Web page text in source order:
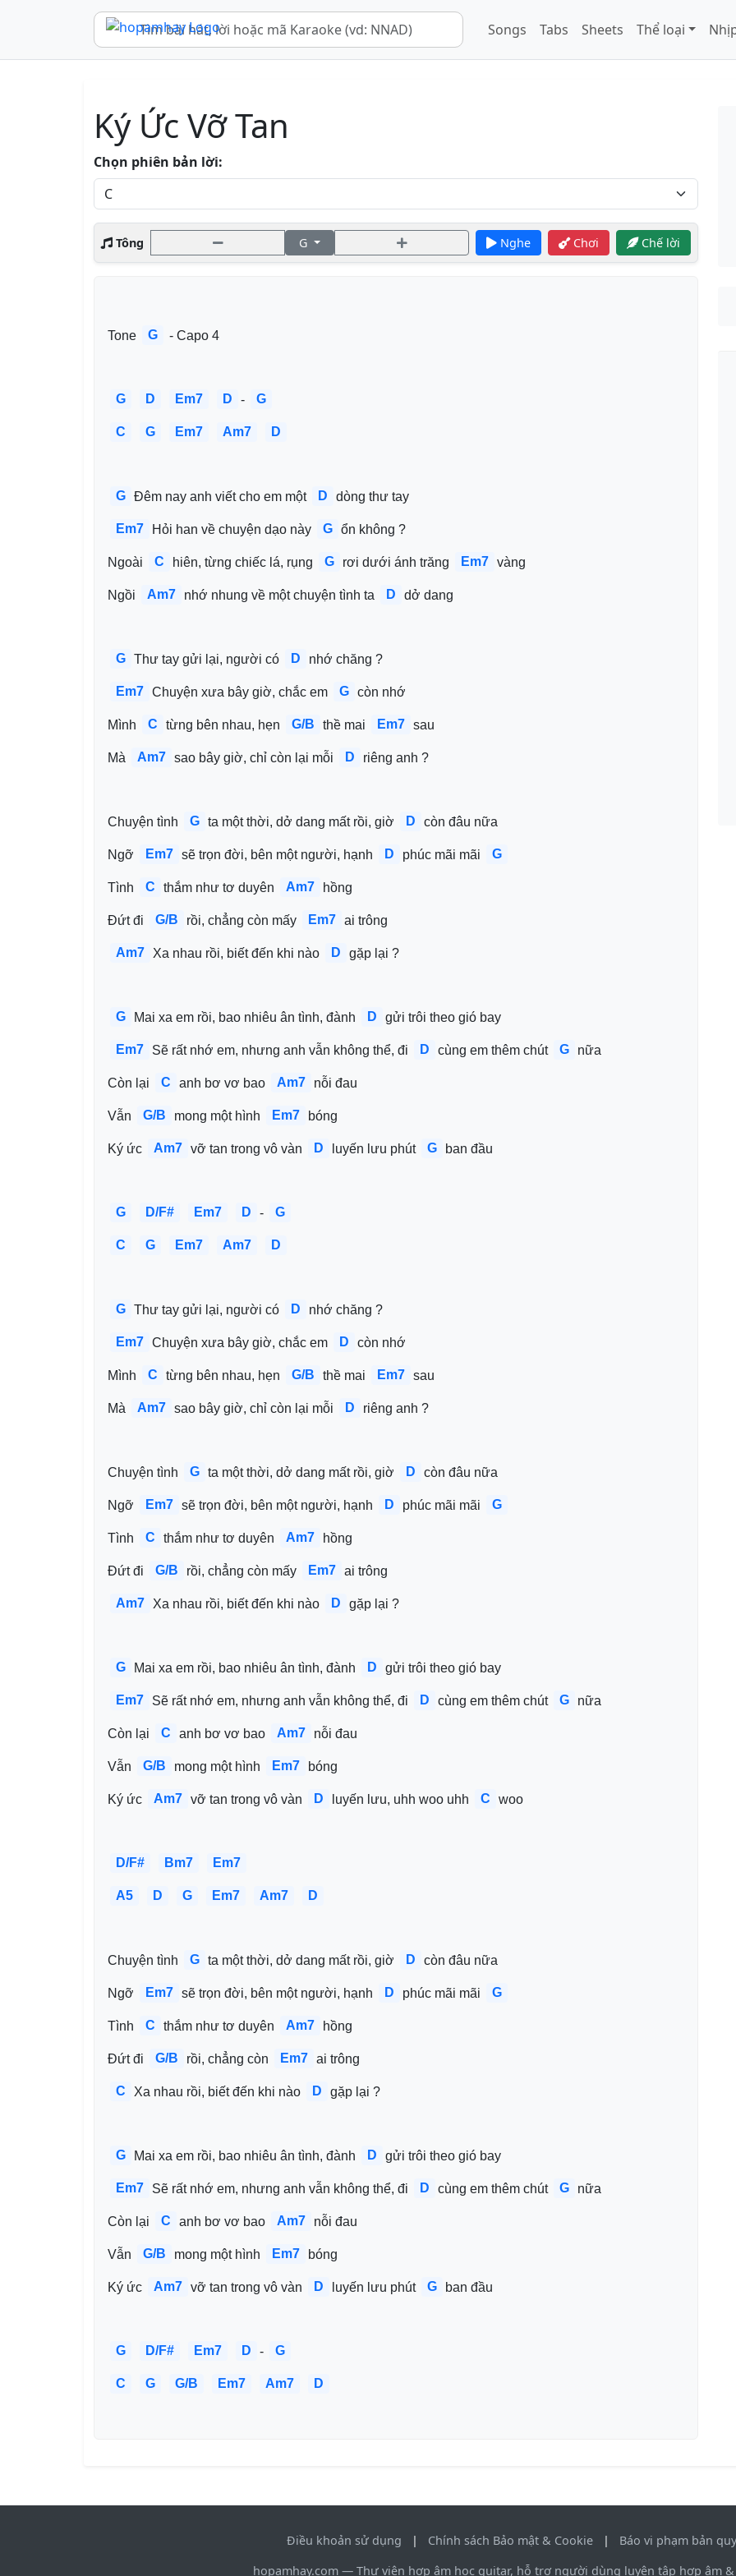
Songs Tabs Sheets Thể loại
Ký Ức Vỡ Tan
Chọn phiên bản lời:
Tông G Nghe Chơi Chế lời
Tone G - Capo 4
G D Em7 D - G
C G Em7 Am7 D
G Đêm nay anh viết cho em một D dòng thư tay
Em7 Hỏi han về chuyện dạo này G ổn không ?
Ngoài C hiên, từng chiếc lá, rụng G rơi dưới ánh trăng Em7 vàng
Ngồi Am7 nhớ nhung về một chuyện tình ta D dở dang
G Thư tay gửi lại, người có D nhớ chăng ?
Em7 Chuyện xưa bây giờ, chắc em G còn nhớ
Mình C từng bên nhau, hẹn G/B thề mai Em7 sau
Mà Am7 sao bây giờ, chỉ còn lại mỗi D riêng anh ?
Chuyện tình G ta một thời, dở dang mất rồi, giờ D còn đâu nữa
Ngỡ Em7 sẽ trọn đời, bên một người, hạnh D phúc mãi mãi G
Tình C thắm như tơ duyên Am7 hồng
Đứt đi G/B rồi, chẳng còn mấy Em7 ai trông
Am7 Xa nhau rồi, biết đến khi nào D gặp lại ?
G Mai xa em rồi, bao nhiêu ân tình, đành D gửi trôi theo gió bay
Em7 Sẽ rất nhớ em, nhưng anh vẫn không thể, đi D cùng em thêm chút G nữa
Còn lại C anh bơ vơ bao Am7 nỗi đau
Vẫn G/B mong một hình Em7 bóng
Ký ức Am7 vỡ tan trong vô vàn D luyến lưu phút G ban đầu
G D/F# Em7 D - G
C G Em7 Am7 D
G Thư tay gửi lại, người có D nhớ chăng ?
Em7 Chuyện xưa bây giờ, chắc em D còn nhớ
Mình C từng bên nhau, hẹn G/B thề mai Em7 sau
Mà Am7 sao bây giờ, chỉ còn lại mỗi D riêng anh ?
Chuyện tình G ta một thời, dở dang mất rồi, giờ D còn đâu nữa
Ngỡ Em7 sẽ trọn đời, bên một người, hạnh D phúc mãi mãi G
Tình C thắm như tơ duyên Am7 hồng
Đứt đi G/B rồi, chẳng còn mấy Em7 ai trông
Am7 Xa nhau rồi, biết đến khi nào D gặp lại ?
G Mai xa em rồi, bao nhiêu ân tình, đành D gửi trôi theo gió bay
Em7 Sẽ rất nhớ em, nhưng anh vẫn không thể, đi D cùng em thêm chút G nữa
Còn lại C anh bơ vơ bao Am7 nỗi đau
Vẫn G/B mong một hình Em7 bóng
Ký ức Am7 vỡ tan trong vô vàn D luyến lưu, uhh woo uhh C woo
D/F# Bm7 Em7
A5 D G Em7 Am7 D
Chuyện tình G ta một thời, dở dang mất rồi, giờ D còn đâu nữa
Ngỡ Em7 sẽ trọn đời, bên một người, hạnh D phúc mãi mãi G
Tình C thắm như tơ duyên Am7 hồng
Đứt đi G/B rồi, chẳng còn Em7 ai trông
C Xa nhau rồi, biết đến khi nào D gặp lại ?
G Mai xa em rồi, bao nhiêu ân tình, đành D gửi trôi theo gió bay
Em7 Sẽ rất nhớ em, nhưng anh vẫn không thể, đi D cùng em thêm chút G nữa
Còn lại C anh bơ vơ bao Am7 nỗi đau
Vẫn G/B mong một hình Em7 bóng
Ký ức Am7 vỡ tan trong vô vàn D luyến lưu phút G ban đầu
G D/F# Em7 D - G
C G G/B Em7 Am7 D
Điều khoản sử dụng | Chính sách Bảo mật & Cookie | Báo vi phạm bản
hopamhay.com — Thư viện hợp âm học guitar, hỗ trợ người dùng luyện tập hợp âm